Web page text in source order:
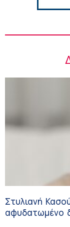
Στυλιανή
αφυδατωμένο